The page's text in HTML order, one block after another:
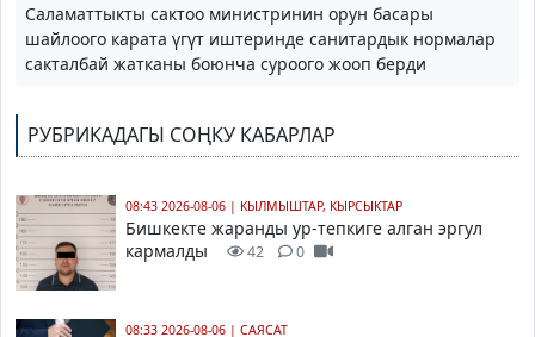
Саламаттыкты сактоо министринин орун басары
шайлоого карата үгүт иштеринде санитардык нормалар
сакталбай жатканы боюнча суроого жооп берди
РУБРИКАДАГЫ СОҢКУ КАБАРЛАР
08:43 2026-08-06 | КЫЛМЫШТАР, КЫРСЫКТАР
Бишкекте жаранды ур-тепкиге алган эргул
кармалды
42 0
08:33 2026-08-06 | САЯСАТ